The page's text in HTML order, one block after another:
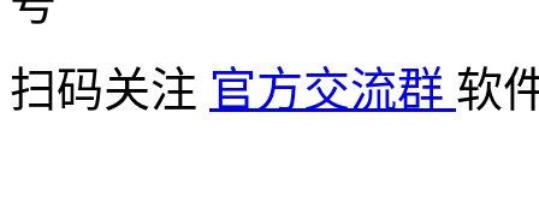
扫码关注 官方交流群 软